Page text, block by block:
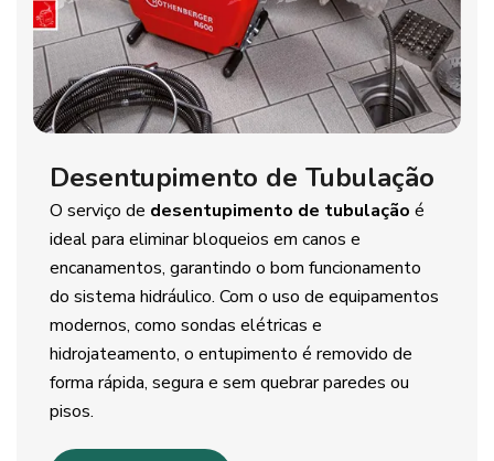
Desentupimento de Tubulação
O serviço de desentupimento de tubulação é
ideal para eliminar bloqueios em canos e
encanamentos, garantindo o bom funcionamento
do sistema hidráulico. Com o uso de equipamentos
modernos, como sondas elétricas e
hidrojateamento, o entupimento é removido de
forma rápida, segura e sem quebrar paredes ou
pisos.